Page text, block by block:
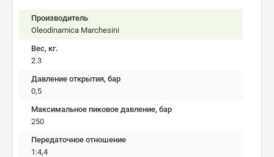
Производитель
Oleodinamica Marchesini
Вес, кг.
2.3
Давление открытия, бар
0,5
Максимальное пиковое давление, бар
250
Передаточное отношение
1:4,4